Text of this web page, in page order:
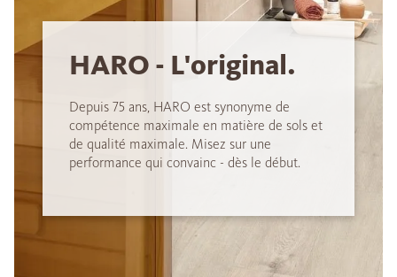
HARO - L'original.
Depuis 75 ans, HARO est synonyme de
compétence maximale en matière de sols et
de qualité maximale. Misez sur une
performance qui convainc - dès le début.